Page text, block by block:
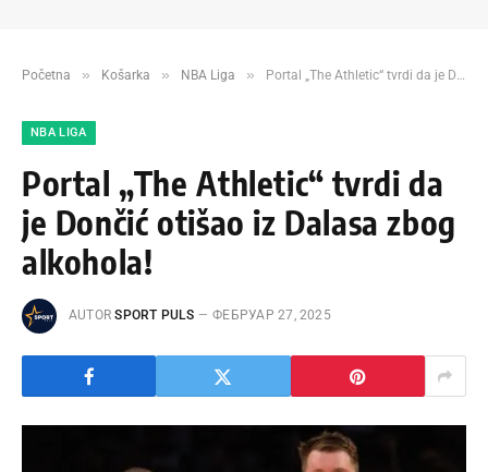
Početna » Košarka » NBA Liga » Portal „The Athletic“ tvrdi da je Dončić otišao iz Dalasa zbog alkohola!
NBA LIGA
Portal „The Athletic“ tvrdi da
je Dončić otišao iz Dalasa zbog
alkohola!
AUTOR SPORT PULS ФЕБРУАР 27, 2025